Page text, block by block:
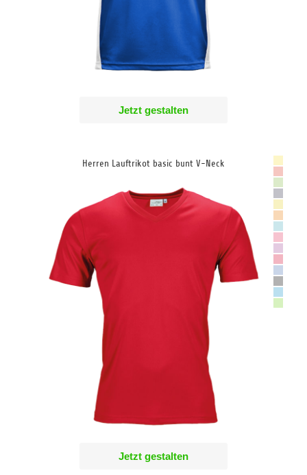
Jetzt gestalten
Herren Lauftrikot basic bunt V-Neck
Jetzt gestalten